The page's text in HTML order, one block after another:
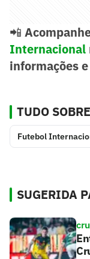
📲
Internacional
informações
TUDO SOBRE
Futebol
SUGERIDA